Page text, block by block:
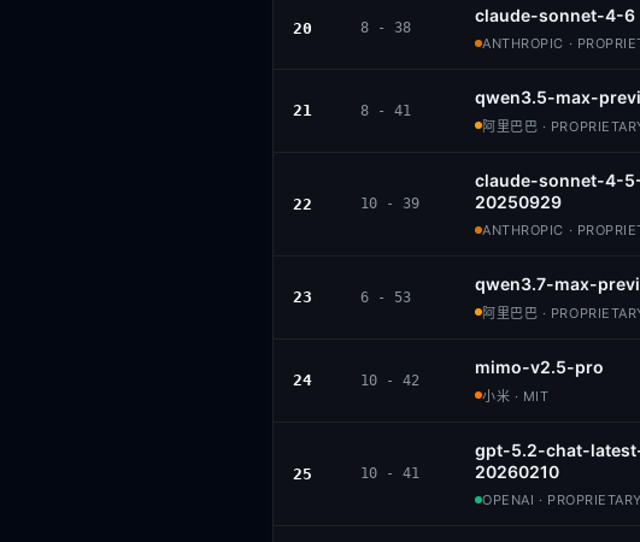
20 8 - 38
claude-sonnet-4-6
ANTHROPIC ·
21 8 - 41
qwen3.5-max-
阿里巴巴 ·
22 10 - 39
claude-sonnet-4-
20250929
ANTHROPIC ·
23 6 - 53
qwen3.7-max-
阿里巴巴 ·
24 10 - 42
mimo-v2.5-pro
小米 · MIT
25 10 - 41
gpt-5.2-chat-
20260210
OPENAI · PROPRIETARY